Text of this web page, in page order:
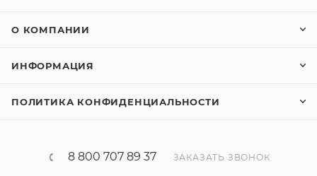
О КОМПАНИИ
ИНФОРМАЦИЯ
ПОЛИТИКА КОНФИДЕНЦИАЛЬНОСТИ
8 800 707 89 37 ЗАКАЗАТЬ ЗВОНОК